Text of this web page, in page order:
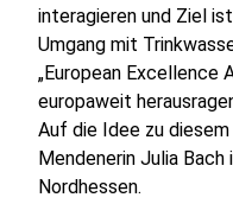
interagieren und Ziel
Umgang mit
„European Excellence
europaweit
Auf die Idee zu
Mendenerin Julia Bach
Nordhessen.